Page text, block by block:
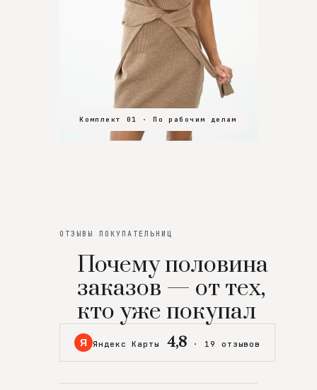
Комплект 01 · По рабочим делам
Комплект 02 · В зал
Комплект 03 · На особенный вечер
ОТЗЫВЫ ПОКУПАТЕЛЬНИЦ
Почему половина
заказов — от тех,
кто уже покупал
Я Яндекс Карты 4,8 · 19 отзывов